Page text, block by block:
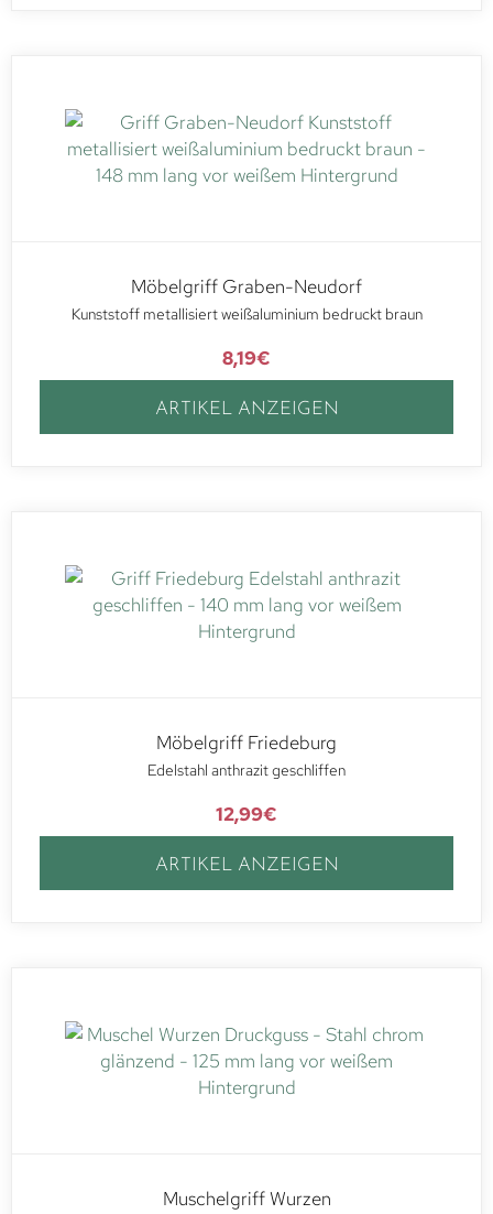
Möbelgriff Graben-Neudorf
Kunststoff metallisiert weißaluminium bedruckt braun
8,19€
ARTIKEL ANZEIGEN
Möbelgriff Friedeburg
Edelstahl anthrazit geschliffen
12,99€
ARTIKEL ANZEIGEN
Muschelgriff Wurzen